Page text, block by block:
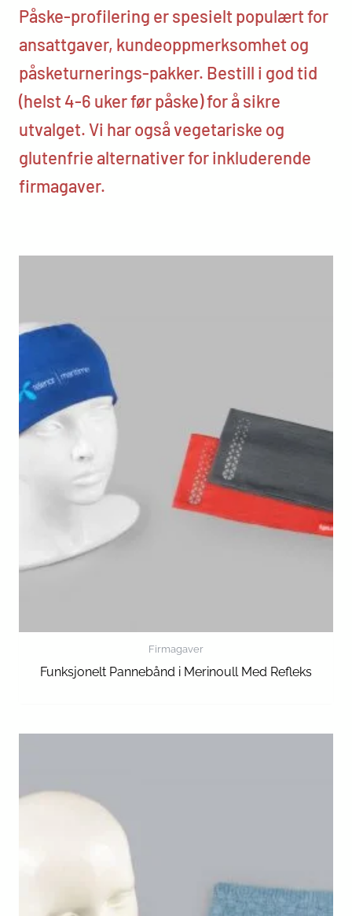
Påske-profilering er spesielt populært for
ansattgaver, kundeoppmerksomhet og
påsketurnerings-pakker. Bestill i god tid
(helst 4-6 uker før påske) for å sikre
utvalget. Vi har også vegetariske og
glutenfrie alternativer for inkluderende
firmagaver.
Firmagaver
Funksjonelt Pannebånd i Merinoull Med Refleks